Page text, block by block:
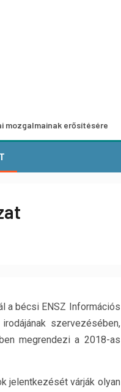
erősítésére
a bécsi ENSZ Információs
szervezésében,
megrendezi a 2018-as
jelentkezését várják olyan